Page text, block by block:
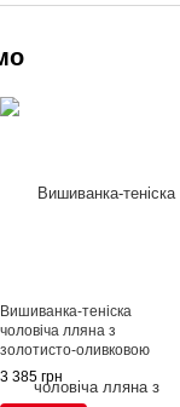
Вишиванка-теніска
чоловіча лляна з
золотисто-оливковою
вишивкою (GNM-00328), 42
3 385 грн